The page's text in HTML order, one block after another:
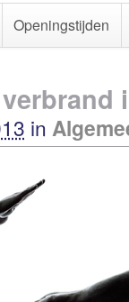
Openingstijden
in